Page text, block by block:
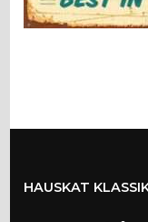
HAUSKAT